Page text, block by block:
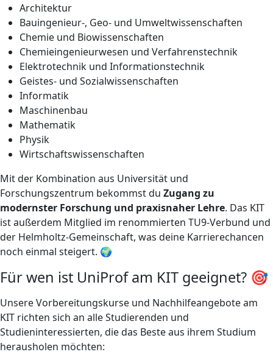
Architektur
Bauingenieur-, Geo- und Umweltwissenschaften
Chemie und Biowissenschaften
Chemieingenieurwesen und Verfahrenstechnik
Elektrotechnik und Informationstechnik
Geistes- und Sozialwissenschaften
Informatik
Maschinenbau
Mathematik
Physik
Wirtschaftswissenschaften
Mit der Kombination aus Universität und
Forschungszentrum bekommst du Zugang zu
modernster Forschung und praxisnaher Lehre. Das KIT
ist außerdem Mitglied im renommierten TU9-Verbund und
der Helmholtz-Gemeinschaft, was deine Karrierechancen
noch einmal steigert. 🌍
Für wen ist UniProf am KIT geeignet? 🎯
Unsere Vorbereitungskurse und Nachhilfeangebote am
KIT richten sich an alle Studierenden und
Studieninteressierten, die das Beste aus ihrem Studium
herausholen möchten: